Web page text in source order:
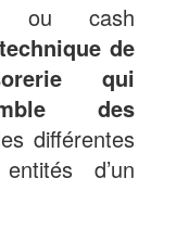
ou cash
technique de
qui
des
différentes
d’un